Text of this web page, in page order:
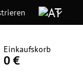
Einkaufskorb
0 €